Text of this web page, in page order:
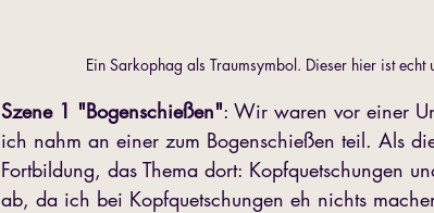
Ein Sarkophag als Traumsymbol. Dieser hier ist echt
Szene 1 "Bogenschießen": Wir waren vor einer
ich nahm an einer zum Bogenschießen teil. Als
Fortbildung, das Thema dort: Kopfquetschungen
ab, da ich bei Kopfquetschungen eh nichts